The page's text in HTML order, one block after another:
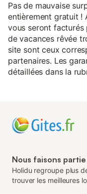
Pas de mauvaise
entièrement gratuit !
vous seront
de vacances rêvée
site sont ceux
partenaires. Les
détaillées dans la
Nous faisons
Holidu regroupe plus
trouver les meilleures